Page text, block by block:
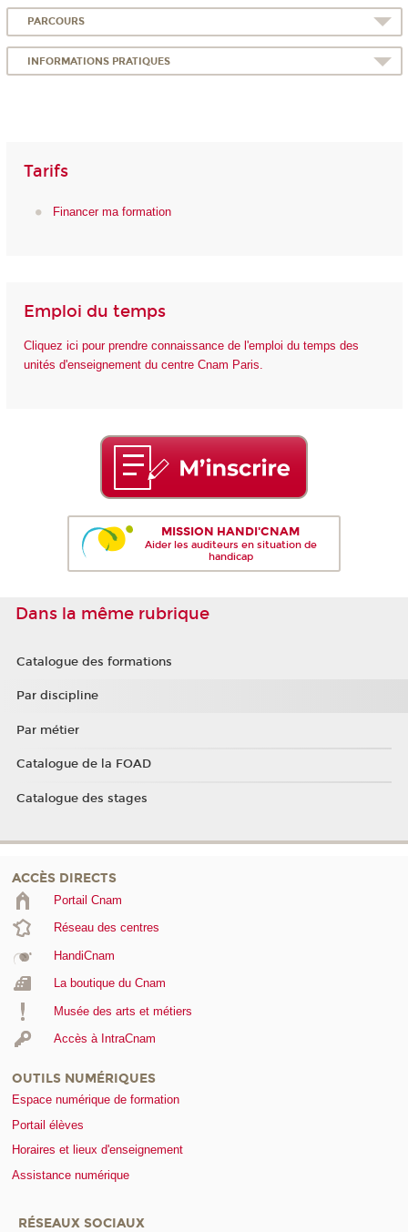
PARCOURS
INFORMATIONS PRATIQUES
Tarifs
Financer ma formation
Emploi du temps
Cliquez ici pour prendre connaissance de l'emploi du temps des
unités d'enseignement du centre Cnam Paris.
MISSION HANDI'CNAM
Aider les auditeurs en situation de
handicap
Dans la même rubrique
Catalogue des formations
Par discipline
Par métier
Catalogue de la FOAD
Catalogue des stages
ACCÈS DIRECTS
Portail Cnam
Réseau des centres
HandiCnam
La boutique du Cnam
Musée des arts et métiers
Accès à IntraCnam
OUTILS NUMÉRIQUES
Espace numérique de formation
Portail élèves
Horaires et lieux d'enseignement
Assistance numérique
RÉSEAUX SOCIAUX